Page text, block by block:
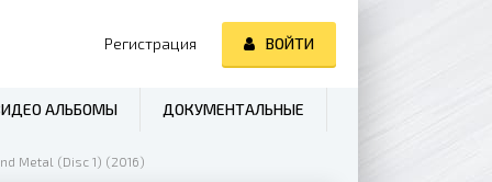
Metal (Disc 1) (2016)
Регистрация ВОЙТИ
АЛЬБОМЫ ДОКУМЕНТАЛЬНЫЕ